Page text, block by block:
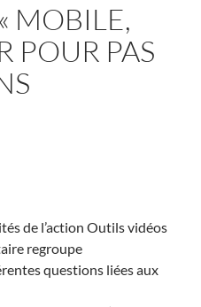
MOBILE,
POUR PAS
de l’action Outils vidéos
regroupe
questions liées aux